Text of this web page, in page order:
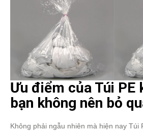
Ưu điểm của Túi PE
bạn không nên bỏ
Không phải ngẫu nhiên mà hiện nay Túi